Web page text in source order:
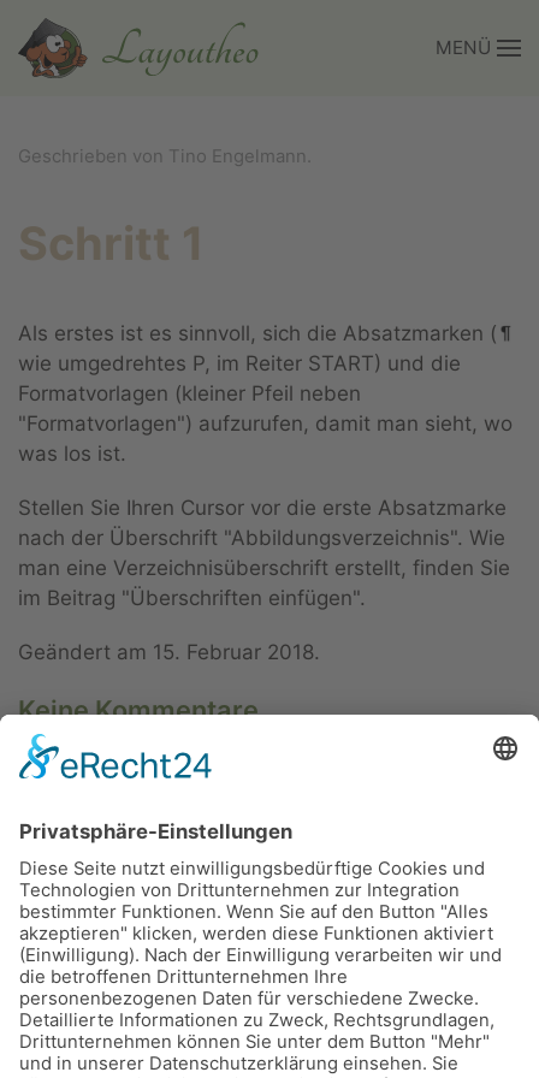
Zum Hauptinhalt springen
MENÜ
Geschrieben von Tino Engelmann.
Schritt 1
Als erstes ist es sinnvoll, sich die Absatzmarken (
wie umgedrehtes P, im Reiter START) und die
Formatvorlagen (kleiner Pfeil neben
"Formatvorlagen") aufzurufen, damit man sieht, wo
was los ist.
Stellen Sie Ihren Cursor vor die erste Absatzmarke
nach der Überschrift "Abbildungsverzeichnis". Wie
man eine Verzeichnisüberschrift erstellt, finden Sie
im Beitrag "Überschriften einfügen".
Geändert am 15. Februar 2018.
Keine Kommentare